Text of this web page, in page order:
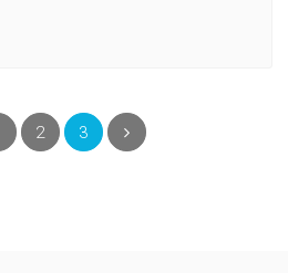
2 3(current)Suivant